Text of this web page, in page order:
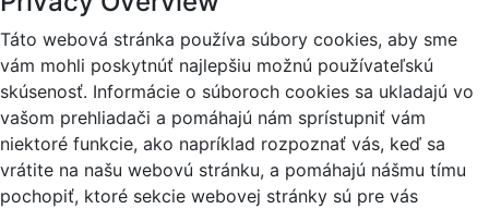
Táto webová stránka používa súbory cookies, aby sme
vám mohli poskytnúť najlepšiu možnú používateľskú
skúsenosť. Informácie o súboroch cookies sa ukladajú vo
vašom prehliadači a pomáhajú nám sprístupniť vám
niektoré funkcie, ako napríklad rozpoznať vás, keď sa
vrátite na našu webovú stránku, a pomáhajú nášmu tímu
pochopiť, ktoré sekcie webovej stránky sú pre vás